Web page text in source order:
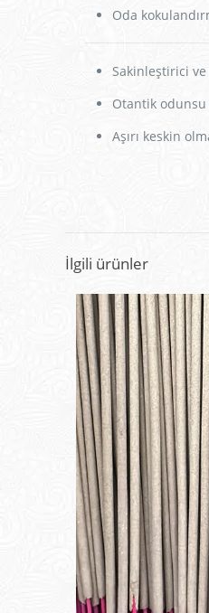
Oda
Sakinleştirici ve
Otantik odunsu
Aşırı keskin
İlgili ürünler